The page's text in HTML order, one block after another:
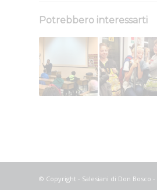
Potrebbero interessarti
© Copyright - Salesiani di Don Bosco -